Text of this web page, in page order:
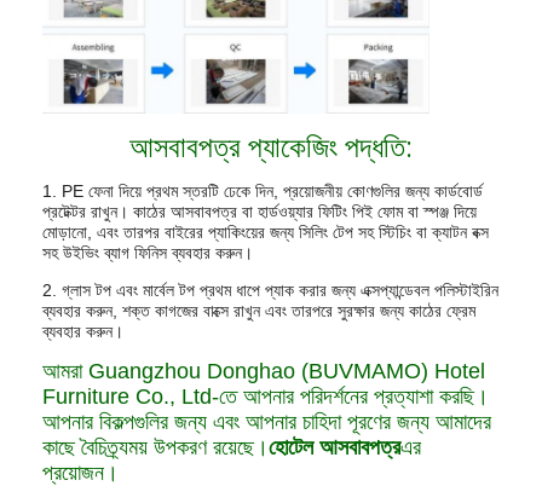
আসবাবপত্র প্যাকেজিং পদ্ধতি:
1. PE ফেনা দিয়ে প্রথম স্তরটি ঢেকে দিন, প্রয়োজনীয় কোণগুলির জন্য কার্ডবোর্ড
প্রটেক্টর রাখুন। কাঠের আসবাবপত্র বা হার্ডওয়্যার ফিটিং পিই ফোম বা স্পঞ্জ দিয়ে
মোড়ানো, এবং তারপর বাইরের প্যাকিংয়ের জন্য সিলিং টেপ সহ স্টিচিং বা ক্যাটন বক্স
সহ উইভিং ব্যাগ ফিনিস ব্যবহার করুন।
2. গ্লাস টপ এবং মার্বেল টপ প্রথম ধাপে প্যাক করার জন্য এক্সপ্যান্ডেবল পলিস্টাইরিন
ব্যবহার করুন, শক্ত কাগজের বাক্সে রাখুন এবং তারপরে সুরক্ষার জন্য কাঠের ফ্রেম
ব্যবহার করুন।
আমরা Guangzhou Donghao (BUVMAMO) Hotel
Furniture Co., Ltd-তে আপনার পরিদর্শনের প্রত্যাশা করছি।
আপনার বিকল্পগুলির জন্য এবং আপনার চাহিদা পূরণের জন্য আমাদের
কাছে বৈচিত্র্যময় উপকরণ রয়েছে।হোটেল আসবাবপত্রএর
প্রয়োজন।